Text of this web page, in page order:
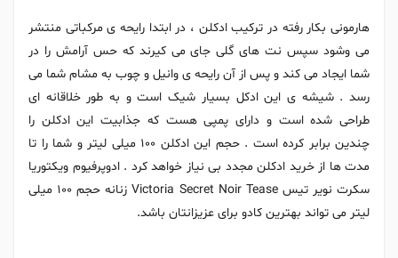
هارمونی بکار رفته در ترکیب ادکلن ، در ابتدا رایحه ی مرکباتی منتشر
می وشود سپس نت های گلی جای می کیرند که حس آرامش را در
شما ایجاد می کند و پس از آن رایحه ی وانیل و چوب به مشام شما می
رسد . شیشه ی این ادکل بسیار شیک است و به طور خلاقانه ای
طراحی شده است و دارای پمپی هست که جذابیت این ادکلن را
چندین برابر کرده است . حجم این ادکلن 100 میلی لیتر و شما را تا
مدت ها از خرید ادکلن مجدد بی نیاز خواهد کرد . ادوپرفیوم ویکتوریا
سکرت نویر تیس Victoria Secret Noir Tease زنانه حجم 100 میلی
لیتر می تواند بهترین کادو برای عزیزانتان باشد.